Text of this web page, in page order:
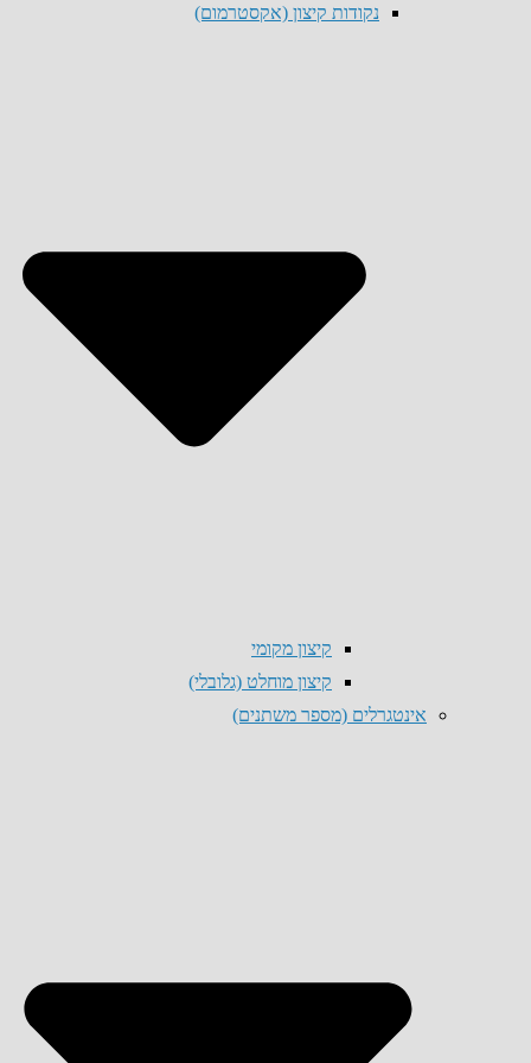
נקודות קיצון (אקסטרמום)
קיצון מקומי
קיצון מוחלט (גלובלי)
אינטגרלים (מספר משתנים)